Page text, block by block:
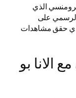
الذي
على
تاريخ 28/1/2026 م. والذي حقق مشاهدات
الانا بو